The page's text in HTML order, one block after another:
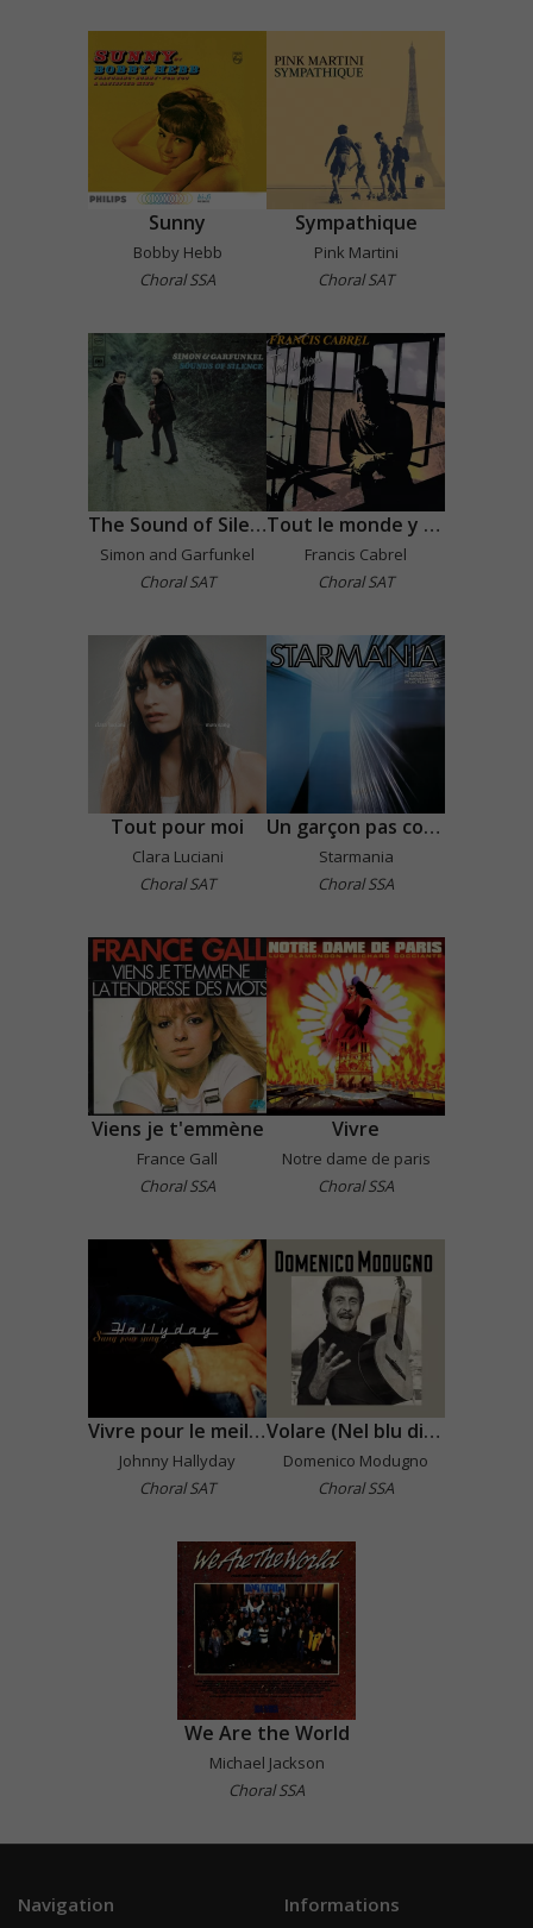
Sunny
Bobby Hebb
Choral SSA
Sympathique
Pink Martini
Choral SAT
The Sound of Silence
Simon and Garfunkel
Choral SAT
Tout le monde y pense
Francis Cabrel
Choral SAT
Tout pour moi
Clara Luciani
Choral SAT
Un garçon pas comme les autres
Starmania
Choral SSA
Viens je t'emmène
France Gall
Choral SSA
Vivre
Notre dame de paris
Choral SSA
Vivre pour le meilleur
Johnny Hallyday
Choral SAT
Volare (Nel blu dipinto di blu)
Domenico Modugno
Choral SSA
We Are the World
Michael Jackson
Choral SSA
Navigation Informations